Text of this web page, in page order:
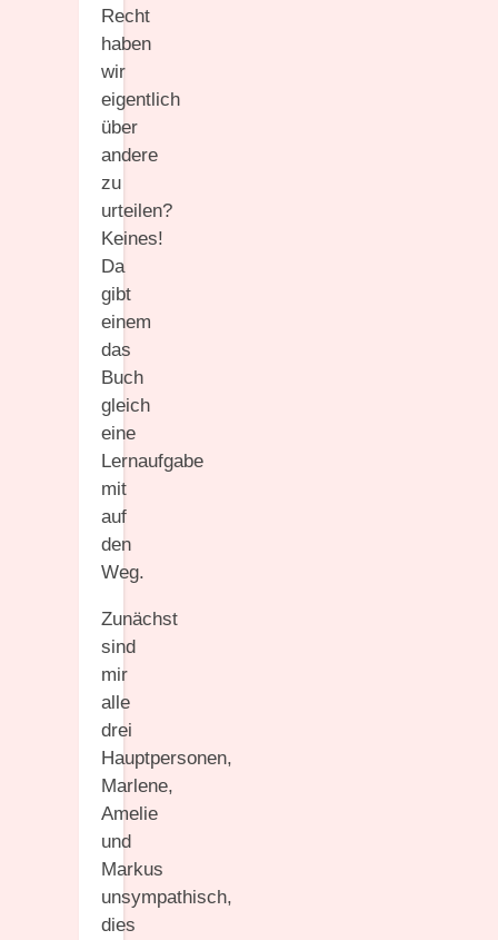
Recht
haben
wir
eigentlich
über
andere
zu
urteilen?
Keines!
Da
gibt
einem
das
Buch
gleich
eine
Lernaufgabe
mit
auf
den
Weg.
Zunächst
sind
mir
alle
drei
Hauptpersonen,
Marlene,
Amelie
und
Markus
unsympathisch,
dies